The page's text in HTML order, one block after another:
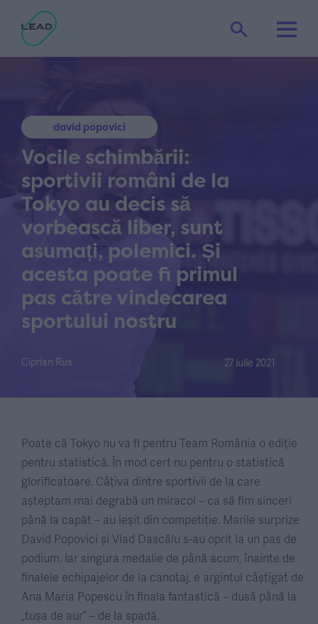
david popovici
Vocile schimbării:
sportivii români de la
Tokyo au decis să
vorbească liber, sunt
asumați, polemici. Și
acesta poate fi primul
pas către vindecarea
sportului nostru
Ciprian Rus 27 iulie 2021
Poate că Tokyo nu va fi pentru Team România o ediție
pentru statistică. În mod cert nu pentru o statistică
glorificatoare. Câțiva dintre sportivii de la care
așteptam mai degrabă un miracol – ca să fim sinceri
până la capăt – au ieșit din competiție. Marile surprize
David Popovici și Vlad Dascălu s-au oprit la un pas de
podium. Iar singura medalie de până acum, înainte de
finalele echipajelor de la canotaj, e argintul câștigat de
Ana Maria Popescu în finala fantastică – dusă până la
„tușa de aur” – de la spadă.